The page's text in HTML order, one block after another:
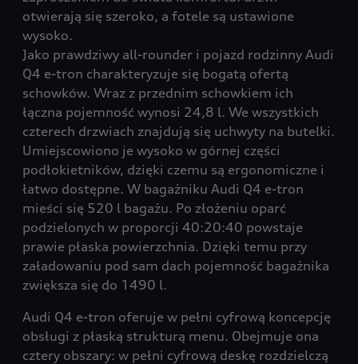
otwierają się szeroko, a fotele są ustawione
wysoko.
Jako prawdziwy all-rounder i pojazd rodzinny Audi
Q4 e-tron charakteryzuje się bogatą ofertą
schowków. Wraz z przednim schowkiem ich
łączna pojemność wynosi 24,8 l. We wszystkich
czterech drzwiach znajdują się uchwyty na butelki.
Umiejscowiono je wysoko w górnej części
podłokietników, dzięki czemu są ergonomiczne i
łatwo dostępne. W bagażniku Audi Q4 e-tron
mieści się 520 l bagażu. Po złożeniu oparć
podzielonych w proporcji 40:20:40 powstaje
prawie płaska powierzchnia. Dzięki temu przy
załadowaniu pod sam dach pojemność bagażnika
zwiększa się do 1490 l.
Audi Q4 e-tron oferuje w pełni cyfrową koncepcję
obsługi z płaską strukturą menu. Obejmuje ona
cztery obszary: w pełni cyfrową deskę rozdzielczą